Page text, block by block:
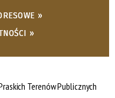
»
»
Terenów Publicznych